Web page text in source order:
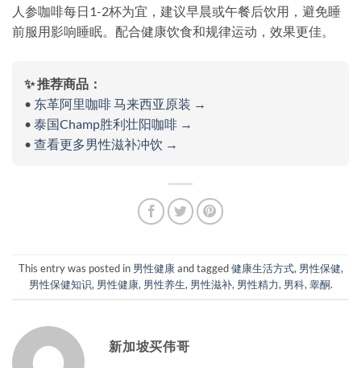
人参咖啡每日1-2杯为宜，建议早晨或午餐后饮用，避免睡
前服用影响睡眠。配合健康饮食和规律运动，效果更佳。
✨ 推荐商品：
• 东革阿里咖啡 马来西亚原装 →
• 泰国Champ胜利壮阳咖啡 →
• 查看更多男性滋补冲饮 →
This entry was posted in 男性健康and tagged健康生活方式, 男性保健,
男性保健知识, 男性健康, 男性养生, 男性滋补, 男性精力, 男科,睾酮.
新加坡买伟哥